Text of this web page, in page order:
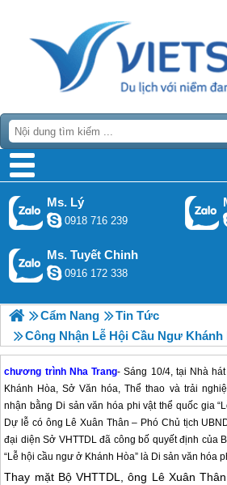
Ms. Lý
0918 716 239
Ms. Tuyết Chinh
0916 172 338
Cẩm Nang
Tin Tức
Công Nhận Lễ Hội Cầu Ngư Khánh Hòa Là Di Sản
chương trình Nha Trang- Sáng 10/4, tại Nhà
Khánh Hòa, Sở Văn hóa, Thể thao và trải
nhận bằng Di sản văn hóa phi vật thể quốc gia
Dự lễ có ông Lê Xuân Thân – Phó Chủ tịch
đại diện Sở VHTTDL đã công bố quyết định của
“Lễ hội cầu ngư ở Khánh Hòa” là Di sản văn hóa
Thay mặt Bộ VHTTDL, ông Lê Xuân